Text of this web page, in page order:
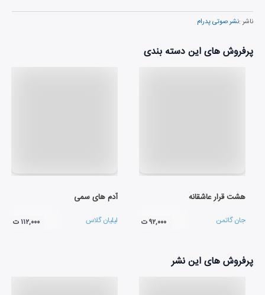
ناشر :نشر صوتی پدرام
پرفروش های این دسته بندی
هشت قرار عاشقانه
جان گاتمن ۹۲,۰۰۰ ت
آدم های سمی
لیلیان گلاس ۱۱۲,۰۰۰ ت
پرفروش های این نشر